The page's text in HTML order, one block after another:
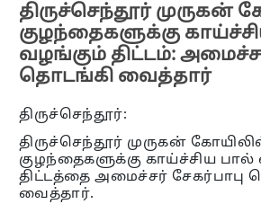
திருச்செந்தூர் முருகன்
குழந்தைகளுக்கு
வழங்கும் திட்டம்:
தொடங்கி வைத்தார்
திருச்செந்தூர்:
திருச்செந்தூர் முருகன்
குழந்தைகளுக்கு காய்ச்சிய
திட்டத்தை அமைச்சர் சேகர்பாபு
வைத்தார்.